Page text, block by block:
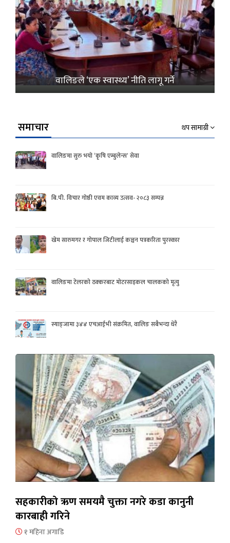
वालिङले ‘एक स्वास्थ्य’ नीति लागू गर्ने
समाचार थप सामाग्री
वालिङमा सुरु भयो ‘कृषि एम्बुलेन्स’ सेवा
बि.पी. विचार गोष्ठी एवम काव्य उत्सव- २०८३ सम्पन्न
खेम सारुमगर र गोपाल जिटीलाई कञ्चन पत्रकरिता पुरस्कार
वालिङमा टेलरको ठक्करबाट मोटरसाइकल चालकको मृत्यु
स्याङ्जामा ३४४ एचआईभी संक्रमित, वालिङ सबैभन्दा धेरै
सहकारीको ऋण समयमै चुक्ता नगरे कडा कानुनी
कारबाही गरिने
१ महिना अगाडि